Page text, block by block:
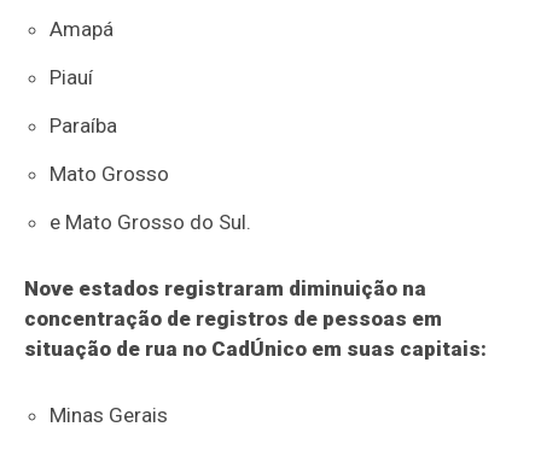
Amapá
Piauí
Paraíba
Mato Grosso
e Mato Grosso do Sul.
Nove estados registraram diminuição na
concentração de registros de pessoas em
situação de rua no CadÚnico em suas capitais:
Minas Gerais